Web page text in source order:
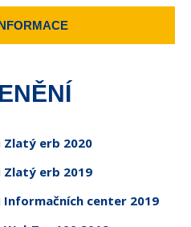
Zlatý erb 2020
Zlatý erb 2019
Informačních center 2019